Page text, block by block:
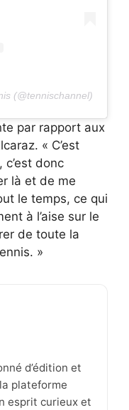
(@tennischannel)
par rapport aux
« C’est
c’est donc
là et de me
le temps, ce qui
à l’aise sur le
de toute la
»
d’édition et
plateforme
esprit curieux et